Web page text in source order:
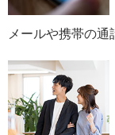
メールや携帯の通